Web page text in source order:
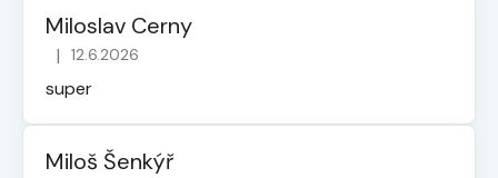
Miloslav Cerny
Hodnocení obchodu je 5 z 5 hvězdiček.
| 12.6.2026
super
Miloš Šenkýř